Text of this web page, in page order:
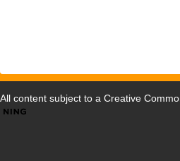
All content subject to a Creative